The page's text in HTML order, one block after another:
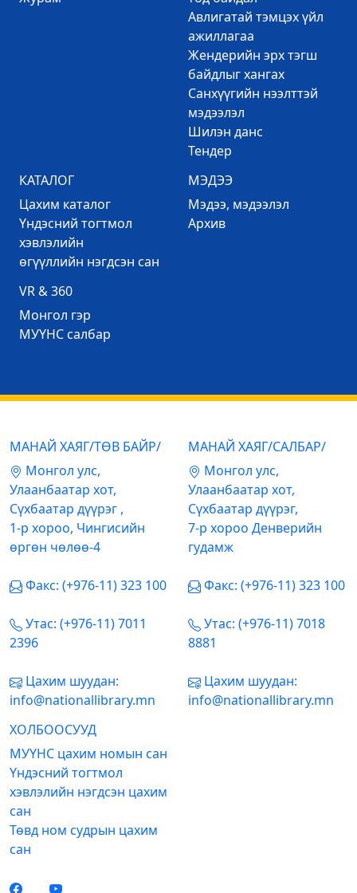
Авлигатай тэмцэх үйл
ажиллагаа
Жендерийн эрх тэгш
байдлыг хангах
Санхүүгийн нээлттэй
мэдээлэл
Шилэн данс
Тендер
КАТАЛОГ
Цахим каталог
Үндэсний тогтмол
хэвлэлийн
өгүүллийн нэгдсэн сан
МЭДЭЭ
Mэдээ, мэдээлэл
Архив
VR & 360
Mонгол гэр
МУҮНС салбар
МАНАЙ ХАЯГ/ТӨВ БАЙР/
Mонгол улс,
Улаанбаатар хот,
Сүхбаатар дүүрэг ,
1-р хороо, Чингисийн
өргөн чөлөө-4
Факс: (+976-11) 323 100
Утас: (+976-11) 7011
2396
Цахим шуудан:
info@nationallibrary.mn
МАНАЙ ХАЯГ/САЛБАР/
Mонгол улс,
Улаанбаатар хот,
Сүхбаатар дүүрэг,
7-р хороо Денверийн
гудамж
Факс: (+976-11) 323 100
Утас: (+976-11) 7018
8881
Цахим шуудан:
info@nationallibrary.mn
ХОЛБООСУУД
МУҮНС цахим номын сан
Үндэсний тогтмол
хэвлэлийн нэгдсэн цахим
сан
Төвд ном судрын цахим
сан